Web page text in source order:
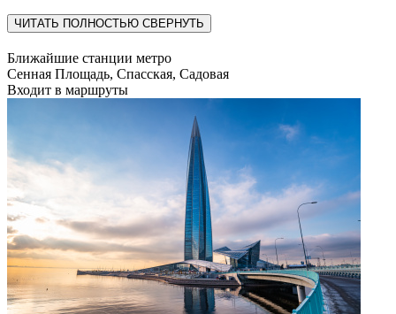
ЧИТАТЬ ПОЛНОСТЬЮ СВЕРНУТЬ
Ближайшие станции метро
Сенная Площадь, Спасская, Садовая
Входит в маршруты